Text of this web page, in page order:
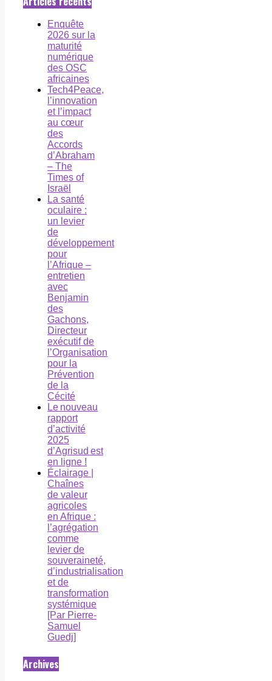
Enquête
2026 sur la
maturité
numérique
des OSC
africaines
Tech4Peace,
l’innovation
et l’impact
au cœur
des
Accords
d’Abraham
– The
Times of
Israël
La santé
oculaire :
un levier
de
développement
pour
l’Afrique –
entretien
avec
Benjamin
des
Gachons,
Directeur
exécutif de
l’Organisation
pour la
Prévention
de la
Cécité
Le nouveau
rapport
d’activité
2025
d’Agrisud est
en ligne !
Éclairage |
Chaînes
de valeur
agricoles
en Afrique :
l’agrégation
comme
levier de
souveraineté,
d’industrialisation
et de
transformation
systémique
[Par Pierre-
Samuel
Guedj]
Archives